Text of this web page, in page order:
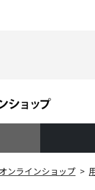
ンラインショップ